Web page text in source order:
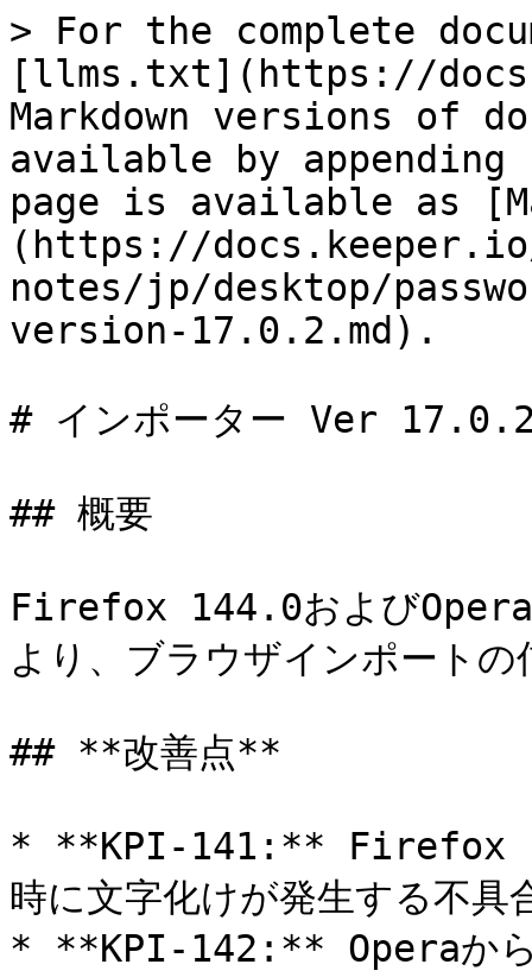
> For the complete
[llms.txt](https://
Markdown versions of
available by
page is available as
(https://
notes/jp/desktop/
version-17.0.2.md).
# インポーター Ver
## 概要
Firefox 144.0およびOpera
より、ブラウザインポート
## **改善点**
* **KPI-141:** Firefox
時に文字化けが発生する不具
* **KPI-142:** Operaから